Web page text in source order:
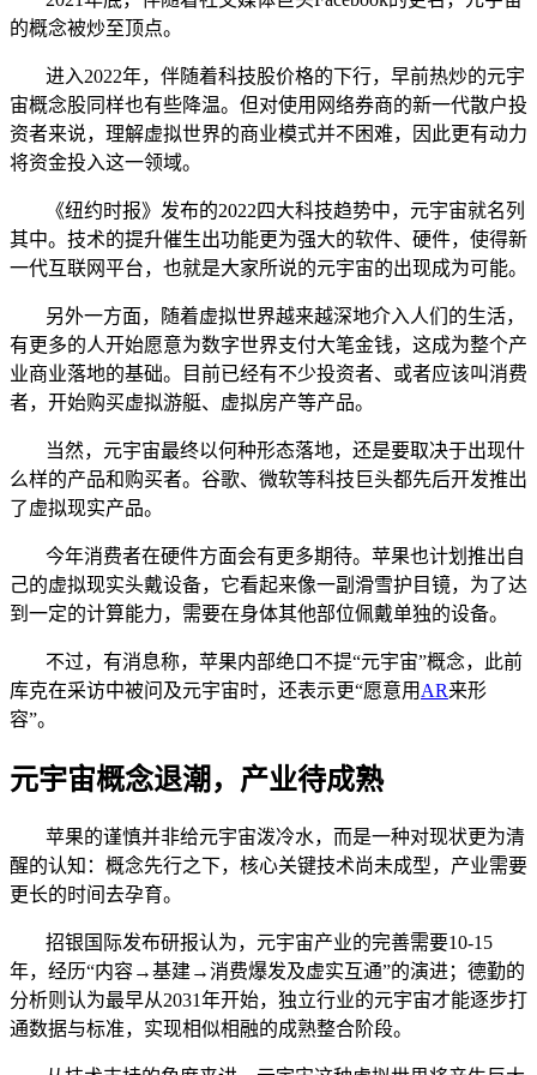
的概念被炒至顶点。
进入2022年，伴随着科技股价格的下行，早前热炒的元宇
宙概念股同样也有些降温。但对使用网络券商的新一代散户投
资者来说，理解虚拟世界的商业模式并不困难，因此更有动力
将资金投入这一领域。
《纽约时报》发布的2022四大科技趋势中，元宇宙就名列
其中。技术的提升催生出功能更为强大的软件、硬件，使得新
一代互联网平台，也就是大家所说的元宇宙的出现成为可能。
另外一方面，随着虚拟世界越来越深地介入人们的生活，
有更多的人开始愿意为数字世界支付大笔金钱，这成为整个产
业商业落地的基础。目前已经有不少投资者、或者应该叫消费
者，开始购买虚拟游艇、虚拟房产等产品。
当然，元宇宙最终以何种形态落地，还是要取决于出现什
么样的产品和购买者。谷歌、微软等科技巨头都先后开发推出
了虚拟现实产品。
今年消费者在硬件方面会有更多期待。苹果也计划推出自
己的虚拟现实头戴设备，它看起来像一副滑雪护目镜，为了达
到一定的计算能力，需要在身体其他部位佩戴单独的设备。
不过，有消息称，苹果内部绝口不提“元宇宙”概念，此前
库克在采访中被问及元宇宙时，还表示更“愿意用 AR来形
容”。
元宇宙概念退潮，产业待成熟
苹果的谨慎并非给元宇宙泼冷水，而是一种对现状更为清
醒的认知：概念先行之下，核心关键技术尚未成型，产业需要
更长的时间去孕育。
招银国际发布研报认为，元宇宙产业的完善需要10-15
年，经历“内容→基建→消费爆发及虚实互通”的演进；德勤的
分析则认为最早从2031年开始，独立行业的元宇宙才能逐步打
通数据与标准，实现相似相融的成熟整合阶段。